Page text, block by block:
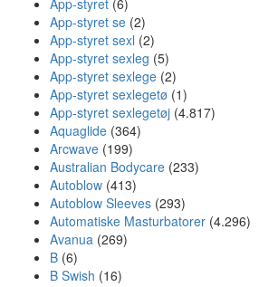
App-styret se (2)
App-styret sexl (2)
App-styret sexleg (5)
App-styret sexlege (2)
App-styret sexlegetø (1)
App-styret sexlegetøj (4.817)
Aquaglide (364)
Arcwave (199)
Australian Bodycare (233)
Autoblow (413)
Autoblow Sleeves (293)
Automatiske Masturbatorer (4.296)
Avanua (269)
B (6)
B Swish (16)